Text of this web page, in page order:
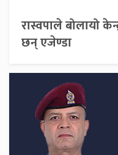
रास्वपाले बोलायो
छन् एजेण्डा